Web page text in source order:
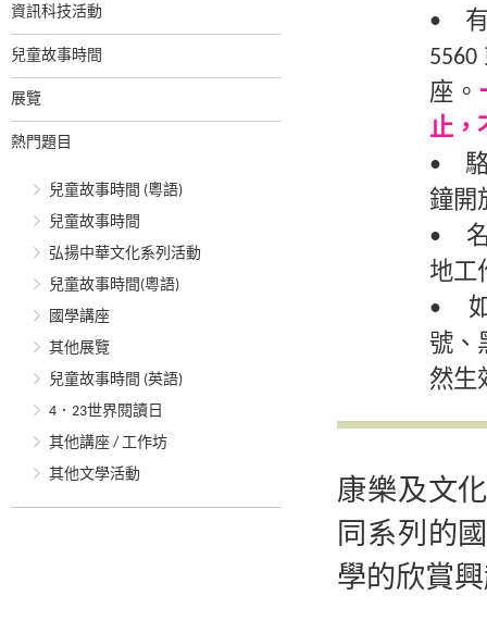
資訊科技活動
兒童故事時間
展覽
熱門題目
兒童故事時間 (粵語)
兒童故事時間
弘揚中華文化系列活動
兒童故事時間(粵語)
國學講座
其他展覽
兒童故事時間 (英語)
4．23世界閱讀日
其他講座 / 工作坊
其他文學活動
• 有
座。
止，
• 駱
鐘開
• 名
地工
• 如
號、
然生
康樂及文
同系列的
學的欣賞